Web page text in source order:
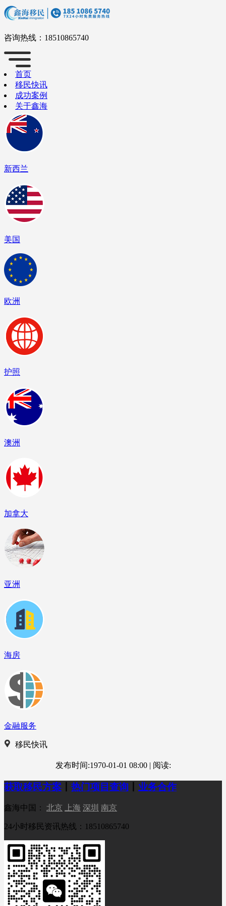
咨询热线： 18510865740
首页
移民快讯
成功案例
关于鑫海
新西兰
美国
欧洲
护照
澳洲
加拿大
亚洲
海房
金融服务
移民快讯
发布时间:1970-01-01 08:00 | 阅读:
获取移民方案 热门项目查询 业务合作
鑫海中国： 北京 上海 深圳 南京
24小时移民资讯热线：18510865740